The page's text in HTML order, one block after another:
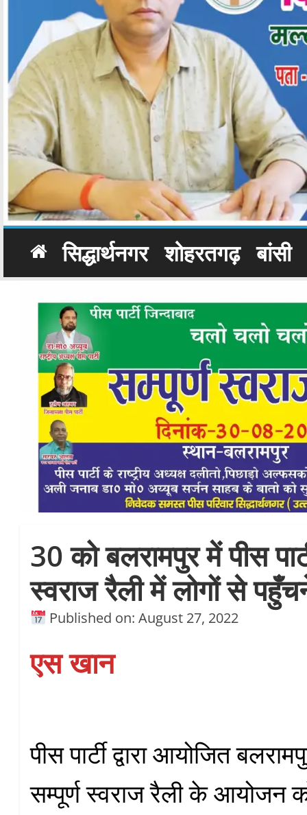
सिद्धार्थनगर शोहरतगढ़ बांसी
30 को बलरामपुर में पीस
स्वराज रैली में लोगों से
Published on: August 27, 2022
एस खान
पीस पार्टी द्वारा आयोजित
सम्पूर्ण स्वराज रैली के आयोजन